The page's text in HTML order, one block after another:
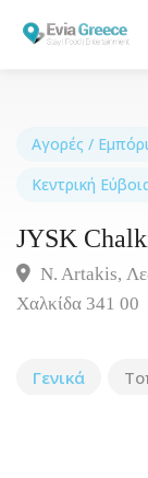
Τοποθεσία
Αγορές /
Κεντρική
JYSK
N. Artakis,
Χαλκίδα 341 00
Γενικά